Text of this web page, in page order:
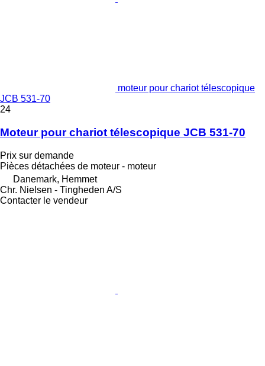
moteur pour chariot télescopique
JCB 531-70
24
Moteur pour chariot télescopique JCB 531-70
Prix sur demande
Pièces détachées de moteur - moteur
Danemark, Hemmet
Chr. Nielsen - Tingheden A/S
Contacter le vendeur